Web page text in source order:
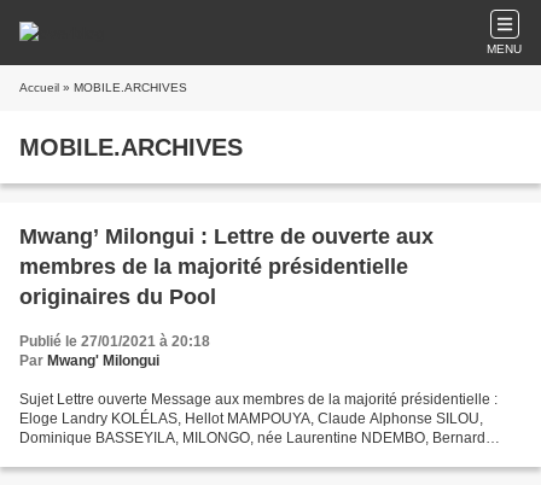
MENU
Accueil » MOBILE.ARCHIVES
MOBILE.ARCHIVES
Mwang’ Milongui : Lettre de ouverte aux
membres de la majorité présidentielle
originaires du Pool
Publié le 27/01/2021 à 20:18
Par Mwang' Milongui
Sujet Lettre ouverte Message aux membres de la majorité présidentielle :
Eloge Landry KOLÉLAS, Hellot MAMPOUYA, Claude Alphonse SILOU,
Dominique BASSEYILA, MILONGO, née Laurentine NDEMBO, Bernard